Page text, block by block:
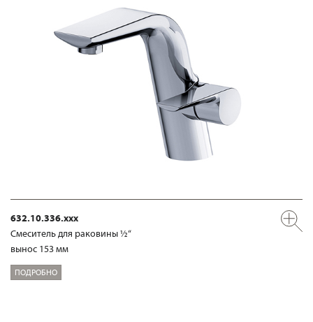
632.10.336.xxx
Смеситель для раковины ½“
вынос 153 мм
ПОДРОБНО